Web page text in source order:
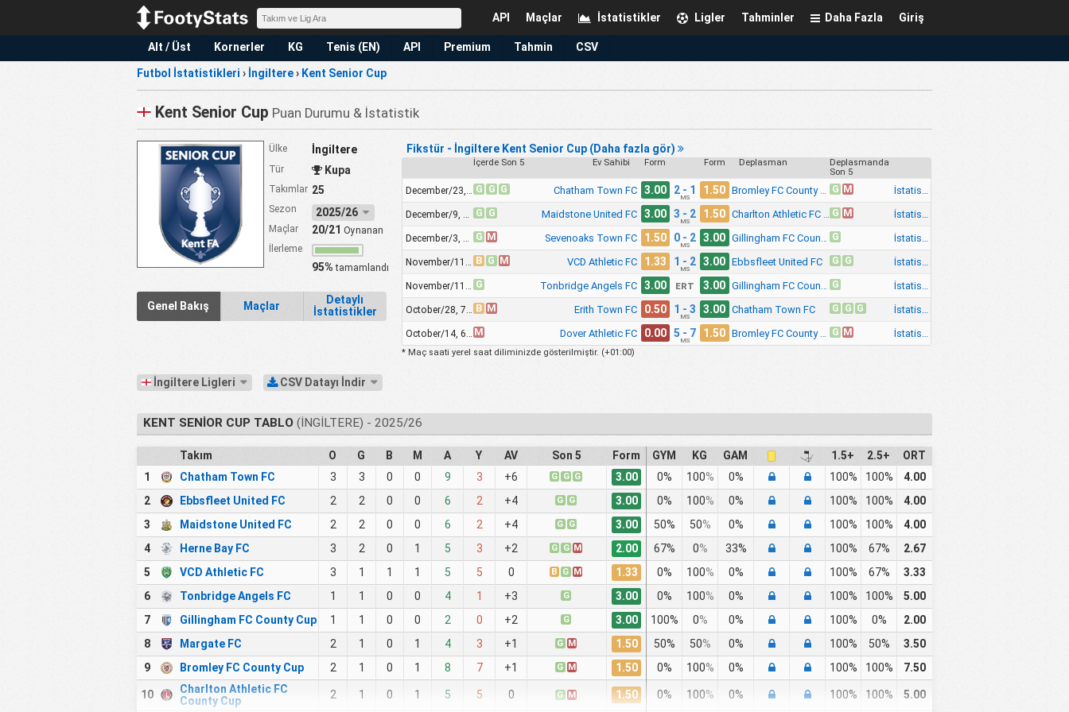
Giriş
Daha Fazla
Tahminler
Ligler
İstatistikler
Maçlar
API
Alt / Üst Kornerler KG Tenis (EN) API Premium Tahmin CSV
Futbol İstatistikleri › İngiltere› Kent Senior Cup
Kent Senior Cup Puan Durumu & İstatistik
Ülke İngiltere
Tür Kupa
Takımlar 25
Sezon 2025/26
Maçlar 20/21 Oynanan
İlerleme
95% tamamlandı
Genel Bakış Maçlar
Detaylı
İstatistikler
Fikstür - İngiltere Kent Senior Cup (Daha fazla gör)
İçerde Son 5 Ev Sahibi Form Form Deplasman
Deplasmanda
Son 5
December/23, 7:00pm G G G Chatham Town FC 3.00 2 - 1
MS
1.50 Bromley FC County Cup G M İstatistik
December/9, 7:45pm G G Maidstone United FC 3.00 3 - 2
MS
1.50 Charlton Athletic FC County Cup G M İstatistik
December/3, 7:45pm G M Sevenoaks Town FC 1.50 0 - 2
MS
3.00 Gillingham FC County Cup G İstatistik
November/11, 7:45pm B G M VCD Athletic FC 1.33 1 - 2
MS
3.00 Ebbsfleet United FC G G İstatistik
November/11, 12:00am G Tonbridge Angels FC 3.00 ERT 3.00 Gillingham FC County Cup G İstatistik
October/28, 7:45pm B M Erith Town FC 0.50 1 - 3
MS
3.00 Chatham Town FC G G G İstatistik
October/14, 6:45pm M Dover Athletic FC 0.00 5 - 7
MS
1.50 Bromley FC County Cup G M İstatistik
* Maç saati yerel saat diliminizde gösterilmiştir. (+01:00)
İngiltere Ligleri CSV Datayı İndir
KENT SENIOR CUP TABLO(İNGILTERE) - 2025/26
Takım O G B M A Y AV Son 5 Form GYM KG GAM 1.5+ 2.5+
ORT
1
Chatham Town FC 3 3 0 0 9 3 +6 G G G 3.00 0% 100% 0% 100% 100%
4.00
2
Ebbsfleet United FC 2 2 0 0 6 2 +4 G G 3.00 0% 100% 0% 100% 100%
4.00
3
Maidstone United FC 2 2 0 0 6 2 +4 G G 3.00 50% 50% 0% 100% 100%
4.00
4
Herne Bay FC 3 2 0 1 5 3 +2 G G M 2.00 67% 0% 33% 100% 67%
2.67
5
VCD Athletic FC 3 1 1 1 5 5 0 B G M 1.33 0% 100% 0% 100% 67%
3.33
6
Tonbridge Angels FC 1 1 0 0 4 1 +3 G 3.00 0% 100% 0% 100% 100%
5.00
7
Gillingham FC County Cup 1 1 0 0 2 0 +2 G 3.00 100% 0% 0% 100% 0%
2.00
8
Margate FC 2 1 0 1 4 3 +1 G M 1.50 50% 50% 0% 100% 50%
3.50
9
Bromley FC County Cup 2 1 0 1 8 7 +1 G M 1.50 0% 100% 0% 100% 100% 7.50
10
Charlton Athletic FC
County Cup
2 1 0 1 5 5 0 G M 1.50 0% 100% 0% 100% 100% 5.00